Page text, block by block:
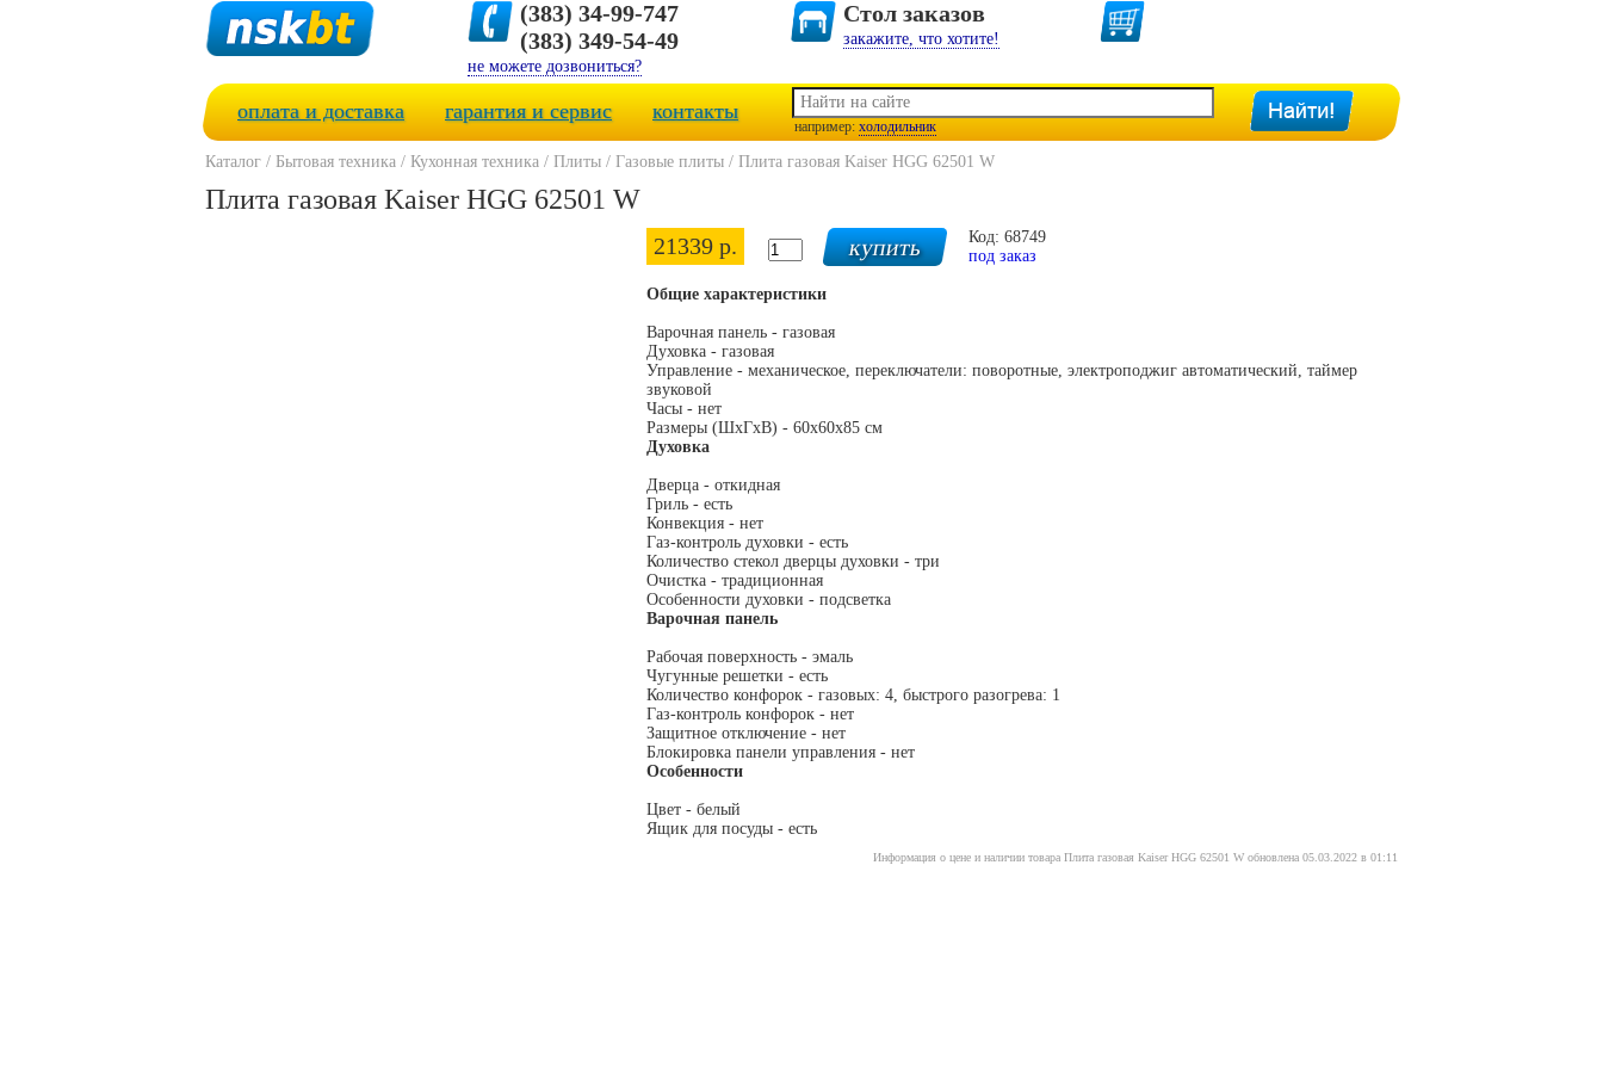
(383) 34-99-747
(383) 349-54-49
не можете дозвониться?
Стол заказов
закажите, что хотите!
оплата и доставка гарантия и сервис контакты
например: холодильник
Каталог / Бытовая техника / Кухонная техника / Плиты / Газовые плиты / Плита газовая Kaiser HGG 62501 W
Плита газовая Kaiser HGG 62501 W
21339 р.
Код: 68749
под заказ
Общие характеристики
Варочная панель - газовая
Духовка - газовая
Управление - механическое, переключатели: поворотные, электроподжиг автоматический, таймер
звуковой
Часы - нет
Размеры (ШхГхВ) - 60x60x85 см
Духовка
Дверца - откидная
Гриль - есть
Конвекция - нет
Газ-контроль духовки - есть
Количество стекол дверцы духовки - три
Очистка - традиционная
Особенности духовки - подсветка
Варочная панель
Рабочая поверхность - эмаль
Чугунные решетки - есть
Количество конфорок - газовых: 4, быстрого разогрева: 1
Газ-контроль конфорок - нет
Защитное отключение - нет
Блокировка панели управления - нет
Особенности
Цвет - белый
Ящик для посуды - есть
Информация о цене и наличии товара Плита газовая Kaiser HGG 62501 W обновлена 05.03.2022 в 01:11